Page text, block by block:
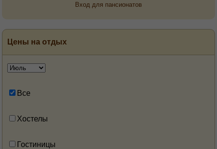
Вход для пансионатов
Цены на отдых
Все
Хостелы
Гостиницы